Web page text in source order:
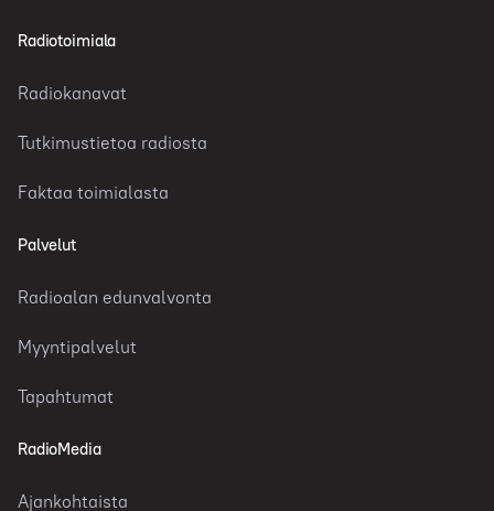
Radiotoimiala
Radiokanavat
Tutkimustietoa radiosta
Faktaa toimialasta
Palvelut
Radioalan edunvalvonta
Myyntipalvelut
Tapahtumat
RadioMedia
Ajankohtaista